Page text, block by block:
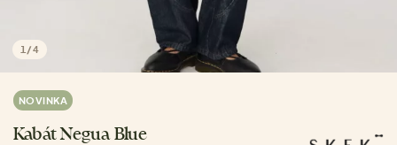
1 /4
NOVINKA
Kabát Negua Blue